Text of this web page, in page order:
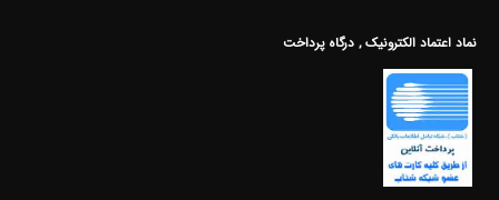
نماد اعتماد الکترونیک , درگاه پرداخت